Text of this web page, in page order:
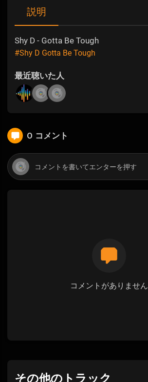
説明
Shy D - Gotta Be Tough
#Shy D Gotta Be Tough
最近聴いた人
0 コメント
コメントがありません
その他のトラック